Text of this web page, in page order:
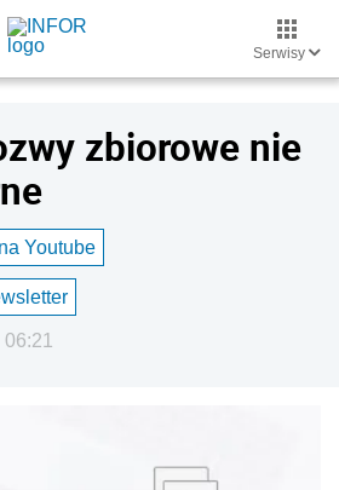
Serwisy
zbiorowe nie
Youtube